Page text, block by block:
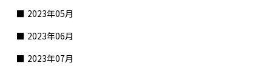
2023年05月
2023年06月
2023年07月